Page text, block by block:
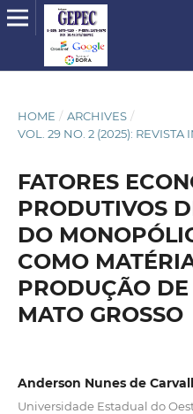
HOME / ARCHIVES /
VOL. 29 NO. 2 (2025): REVISTA
FATORES
PRODUTIVOS
DO
COMO
PRODUÇÃO
MATO GROSSO
Anderson Nunes de
Universidade Estadual do